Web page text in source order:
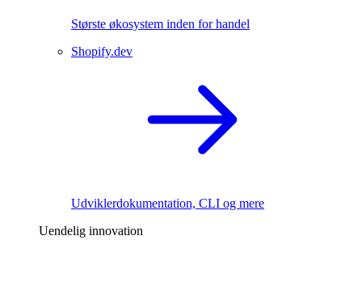
Største økosystem inden for handel
Shopify.dev
Udviklerdokumentation, CLI og mere
Uendelig innovation